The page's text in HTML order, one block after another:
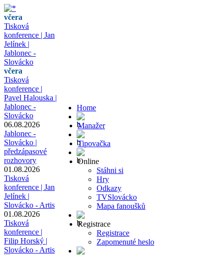
včera
Tisková
konference | Jan
Jelínek |
Jablonec -
Slovácko
včera
Tisková
konference |
Pavel Halouska |
Jablonec -
Slovácko
06.08.2026
Jablonec -
Slovácko |
předzápasové
rozhovory
01.08.2026
Tisková
konference | Jan
Jelínek |
Slovácko - Artis
01.08.2026
Tisková
konference |
Filip Horský |
Slovácko - Artis
Home
Manažer
Tipovačka
Online
Stáhni si
Hry
Odkazy
TVSlovácko
Mapa fanoušků
Registrace
Registrace
Zapomenuté heslo